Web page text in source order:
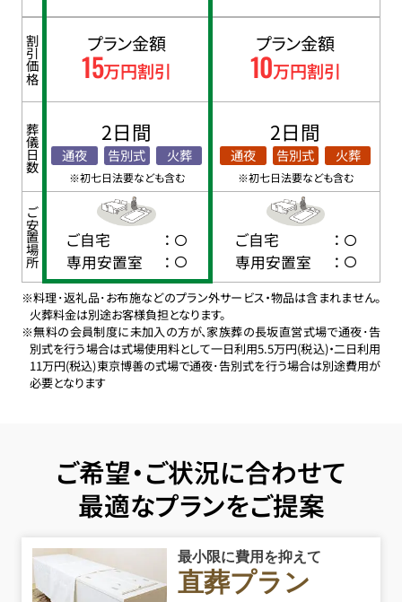
割引価格
葬儀日数
ご安置場所
プラン金額
15万円割引
2日間
通夜 告別式 火葬
※初七日法要なども含む
ご自宅
：
専用安置室
：
プラン金額
10万円割引
2日間
通夜 告別式 火葬
※初七日法要なども含む
ご自宅
：
専用安置室
：
※料理･返礼品･お布施などのプラン外サービス・物品は含まれません。
火葬料金は別途お客様負担となります。
※無料の会員制度に未加入の方が、家族葬の長坂直営式場で通夜･告
別式を行う場合は式場使用料として一日利用5.5万円(税込)・二日利用
11万円(税込)東京博善の式場で通夜･告別式を行う場合は別途費用が
必要となります
ご希望・ご状況に合わせて
最適なプランをご提案
最小限に費用を抑えて
直葬プラン